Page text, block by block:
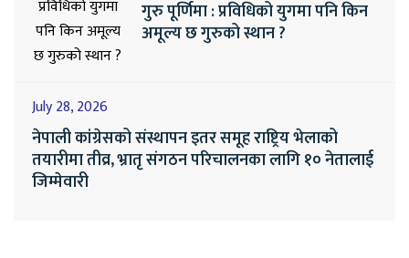
गुरु पूर्णिमा : प्रविधिको युगमा पनि किन
अमूल्य छ गुरुको स्थान ?
July 28, 2026
नेपाली कांग्रेसको संस्थापन इतर समूह राष्ट्रिय भेलाको
तयारीमा तीव्र, भ्रातृ संगठन परिचालनका लागि १० नेतालाई
जिम्मेवारी